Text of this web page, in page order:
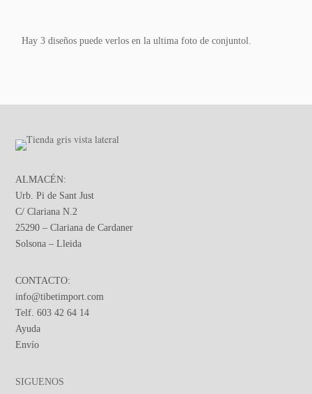
Hay 3 diseños puede verlos en la ultima foto de conjuntol.
ALMACÉN:
Urb. Pi de Sant Just
C/ Clariana N.2
25290 – Clariana de Cardaner
Solsona – Lleida
CONTACTO:
info@tibetimport.com
Telf. 603 42 64 14
Ayuda
Envío
SIGUENOS